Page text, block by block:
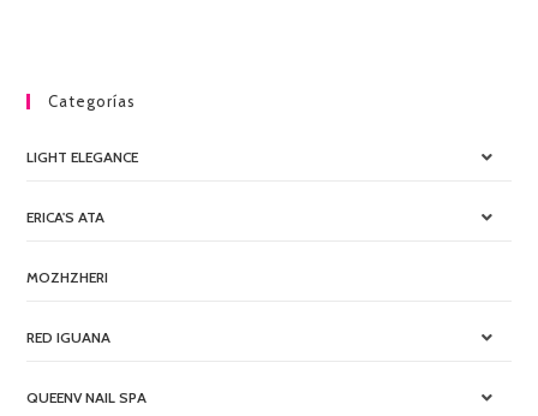
Categorías
LIGHT ELEGANCE
ERICA'S ATA
MOZHZHERI
RED IGUANA
QUEENV NAIL SPA